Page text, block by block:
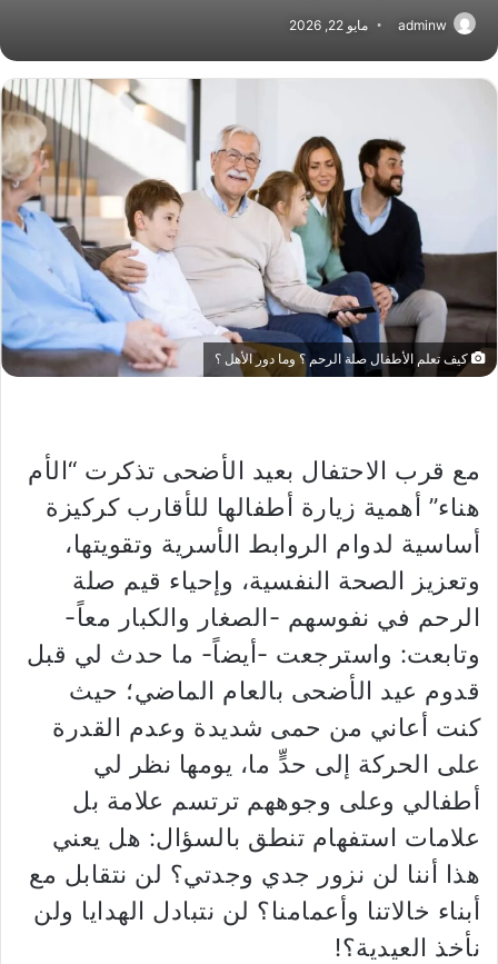
adminw مايو 22, 2026
كيف تعلم الأطفال صلة الرحم ؟ وما دور الأهل ؟
مع قرب الاحتفال بعيد الأضحى تذكرت “الأم
هناء” أهمية زيارة أطفالها للأقارب كركيزة
أساسية لدوام الروابط الأسرية وتقويتها،
وتعزيز الصحة النفسية، وإحياء قيم صلة
الرحم في نفوسهم -الصغار والكبار معاً-
وتابعت: واسترجعت -أيضاً- ما حدث لي قبل
قدوم عيد الأضحى بالعام الماضي؛ حيث
كنت أعاني من حمى شديدة وعدم القدرة
على الحركة إلى حدٍّ ما، يومها نظر لي
أطفالي وعلى وجوههم ترتسم علامة بل
علامات استفهام تنطق بالسؤال: هل يعني
هذا أننا لن نزور جدي وجدتي؟ لن نتقابل مع
أبناء خالاتنا وأعمامنا؟ لن نتبادل الهدايا ولن
نأخذ العيدية؟!